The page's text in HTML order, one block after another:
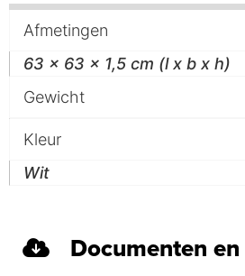
Afmetingen
63 x 63 x 1,5 cm (l x b x h)
Gewicht
Kleur
Wit
Documenten